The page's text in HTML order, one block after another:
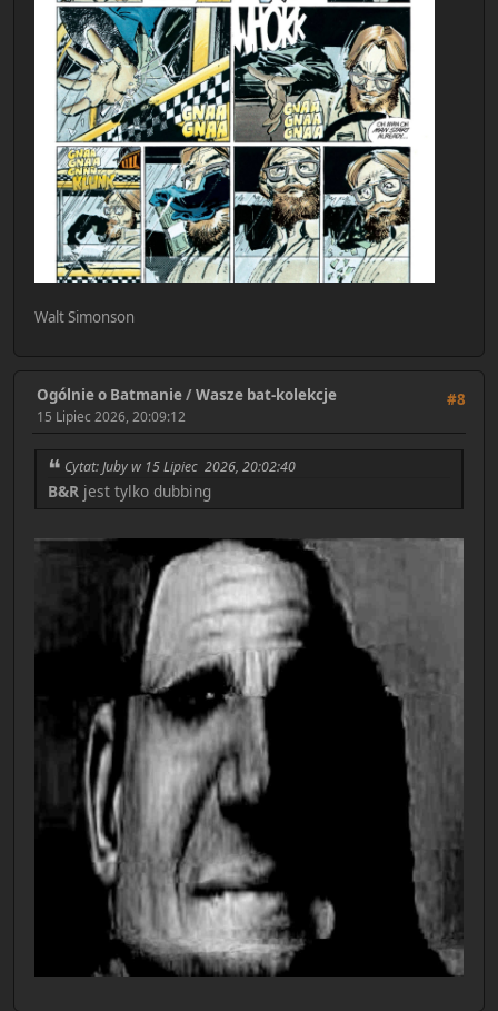
Walt Simonson
#8
Ogólnie o Batmanie/Wasze bat-kolekcje
15 Lipiec 2026, 20:09:12
Cytat: Juby w 15 Lipiec 2026, 20:02:40
B&R jest tylko dubbing